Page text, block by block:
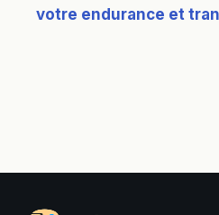
votre endurance et